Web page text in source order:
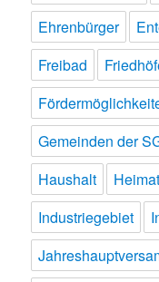
Ehrenbürger
Freibad
Gemeinden der
Haushalt
Industriegebiet